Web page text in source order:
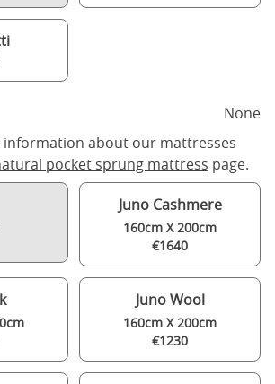
None
about our mattresses
pocket sprung mattress page.
Juno Cashmere
160cm X 200cm
€1640
Juno Wool
160cm X 200cm
€1230